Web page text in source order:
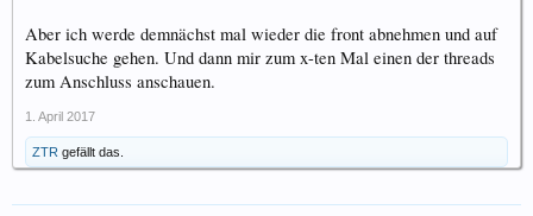
Aber ich werde demnächst mal wieder die front abnehmen und auf
Kabelsuche gehen. Und dann mir zum x-ten Mal einen der threads
zum Anschluss anschauen.
1. April 2017
ZTR gefällt das.